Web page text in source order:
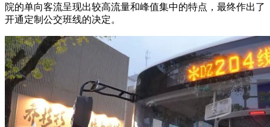
院的单向客流呈现出较高流量和峰值集中的特点，最终作出了
开通定制公交班线的决定。